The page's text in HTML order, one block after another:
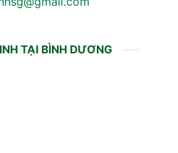
TẠI BÌNH DƯƠNG